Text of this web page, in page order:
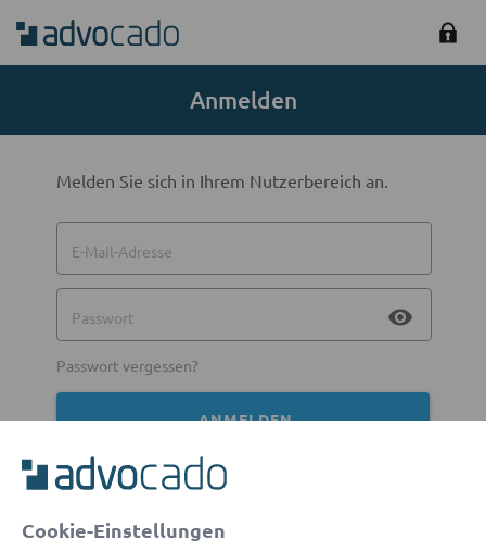
Anmelden
Melden Sie sich in Ihrem Nutzerbereich an.
E-Mail-Adresse
Passwort visibility
Passwort vergessen?
ANMELDEN
Cookie-Einstellungen